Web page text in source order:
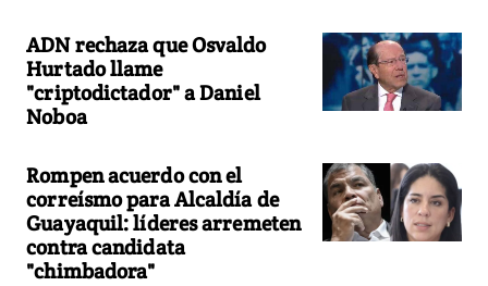
ADN rechaza que Osvaldo
Hurtado llame
"criptodictador" a Daniel
Noboa
Rompen acuerdo con el
correísmo para Alcaldía de
Guayaquil: líderes arremeten
contra candidata
"chimbadora"